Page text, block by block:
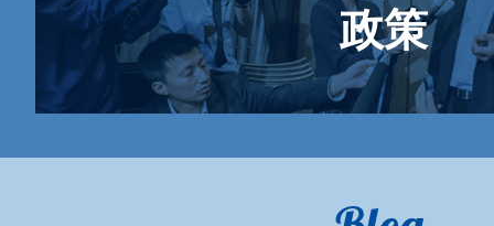
政策